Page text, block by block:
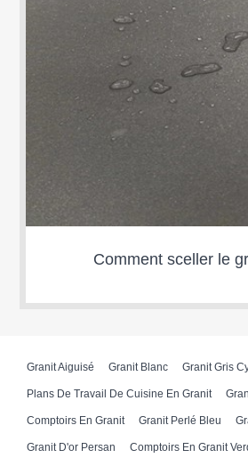
Comment sceller le
Granit Aiguisé Granit Blanc
Granit Gris
Plans De Travail De Cuisine En Granit
Comptoirs En Granit
Granit Perlé Bleu
Granit D'or Persan
Comptoirs En Granit